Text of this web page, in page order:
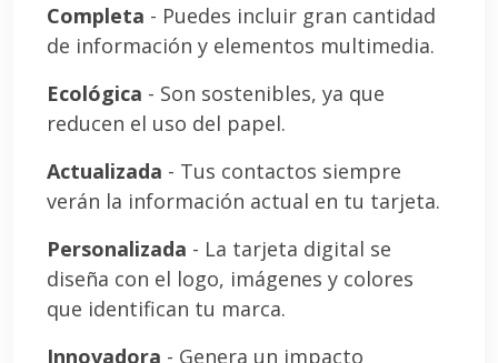
Completa - Puedes incluir gran cantidad
de información y elementos multimedia.
Ecológica - Son sostenibles, ya que
reducen el uso del papel.
Actualizada - Tus contactos siempre
verán la información actual en tu tarjeta.
Personalizada - La tarjeta digital se
diseña con el logo, imágenes y colores
que identifican tu marca.
Innovadora - Genera un impacto